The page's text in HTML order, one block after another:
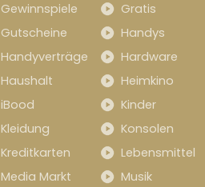
Gewinnspiele
Gratis
Gutscheine
Handys
Handyverträge
Hardware
Haushalt
Heimkino
iBood
Kinder
Kleidung
Konsolen
Kreditkarten
Lebensmittel
Media Markt
Musik